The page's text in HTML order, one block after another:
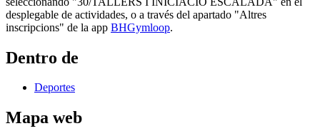
desplegable de actividades, o a través del apartado "Altres
inscripcions" de la app BHGymloop.
Dentro de
Deportes
Mapa web